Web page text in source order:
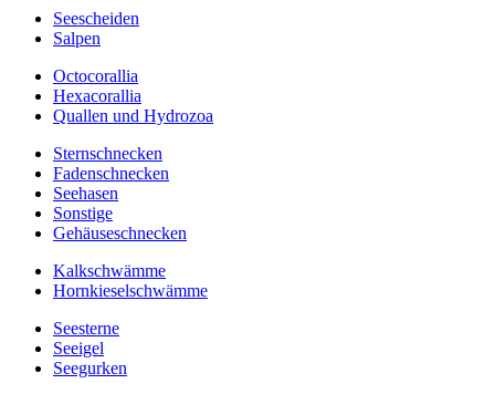
Seescheiden
Salpen
Octocorallia
Hexacorallia
Quallen und Hydrozoa
Sternschnecken
Fadenschnecken
Seehasen
Sonstige
Gehäuseschnecken
Kalkschwämme
Hornkieselschwämme
Seesterne
Seeigel
Seegurken